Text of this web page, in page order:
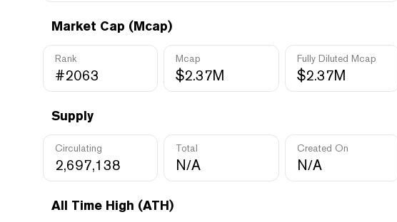
Market Cap (Mcap)
Rank
#2063
Mcap
$2.37M
Fully Diluted Mcap
$2.37M
Supply
Circulating
2,697,138
Total
N/A
Created On
N/A
All Time High (ATH)